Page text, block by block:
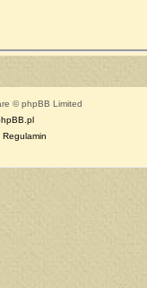
© phpBB Limited
Regulamin